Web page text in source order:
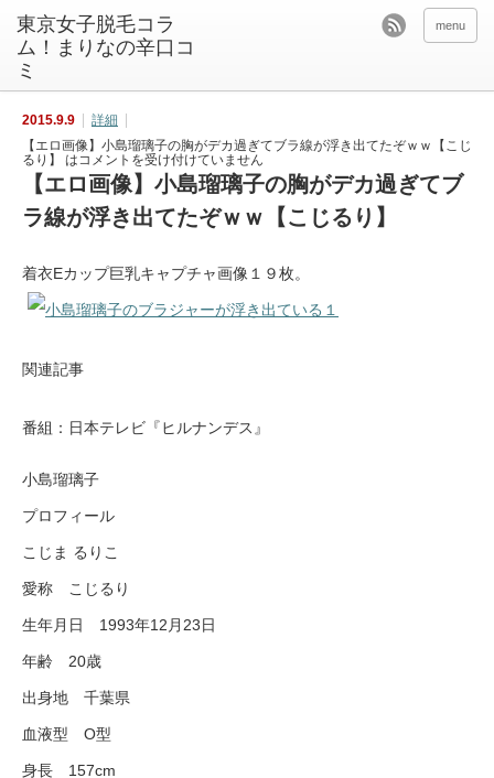
東京女子脱毛コラ
ム！まりなの辛口コ
ミ
menu
2015.9.9
詳細
【エロ画像】小島瑠璃子の胸がデカ過ぎてブラ線が浮き出てたぞｗｗ【こじ
るり】 はコメントを受け付けていません
【エロ画像】小島瑠璃子の胸がデカ過ぎてブ
ラ線が浮き出てたぞｗｗ【こじるり】
着衣Eカップ巨乳キャプチャ画像１９枚。
関連記事
番組：日本テレビ『ヒルナンデス』
小島瑠璃子
プロフィール
こじま るりこ
愛称 こじるり
生年月日 1993年12月23日
年齢 20歳
出身地 千葉県
血液型 O型
身長 157cm